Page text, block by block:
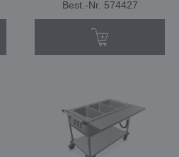
Best.-Nr. 574427